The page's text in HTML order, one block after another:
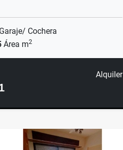
Garaje/ Cochera
Área m2
Alquiler